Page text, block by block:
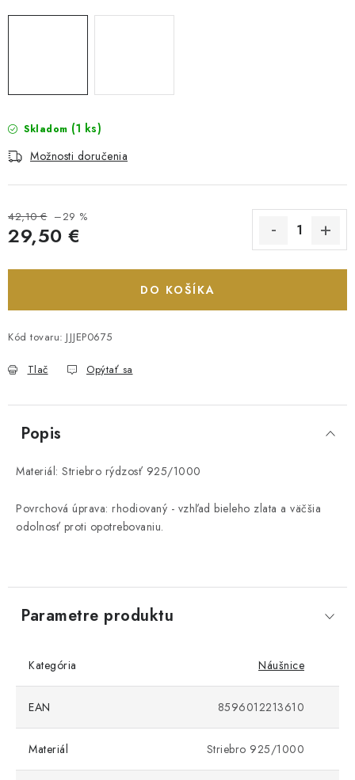
Skladom (1 ks)
Možnosti doručenia
42,10 € –29 %
29,50 €
DO KOŠÍKA
Kód tovaru: JJJEP0675
Tlač Opýtať sa
Popis
Materiál: Striebro rýdzosť 925/1000
Povrchová úprava: rhodiovaný - vzhľad bieleho zlata a väčšia
odolnosť proti opotrebovaniu.
Parametre produktu
Kategória Náušnice
EAN 8596012213610
Materiál Striebro 925/1000